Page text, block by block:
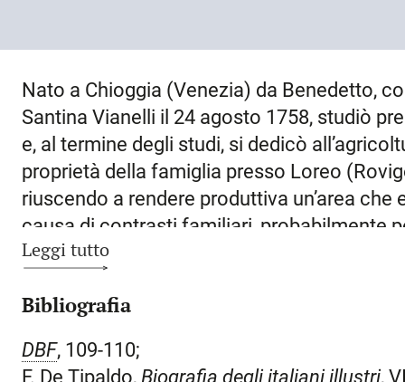
Nato a Chioggia (Venezia) da Benedetto,
Santina Vianelli il 24 agosto 1758, studiò
e, al termine degli studi, si dedicò
proprietà della famiglia presso Loreo
riuscendo a rendere produttiva un’area che
causa di contrasti familiari, probabilmente
una donna di fede protestante, lasciò
seconde nozze Francesca Morossi,
in affitto cinquanta campi friulani a
Leggi tutto
Bibliografia
DBF, 109-110;
F. De Tipaldo, Biografia degli italiani illustri,